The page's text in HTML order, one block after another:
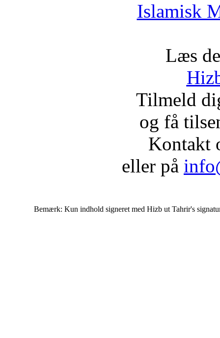
Islamisk
Læs
Tilmeld
og få
Kontakt
eller på
Bemærk: Kun indhold signeret med Hizb ut Tahrir's